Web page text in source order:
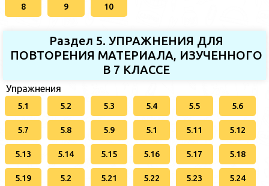
8 9 10
Раздел 5. УПРАЖНЕНИЯ ДЛЯ
ПОВТОРЕНИЯ МАТЕРИАЛА, ИЗУЧЕННОГО
В 7 КЛАССЕ
Упражнения
5.1 5.2 5.3 5.4 5.5 5.6
5.7 5.8 5.9 5.1 5.11 5.12
5.13 5.14 5.15 5.16 5.17 5.18
5.19 5.2 5.21 5.22 5.23 5.24